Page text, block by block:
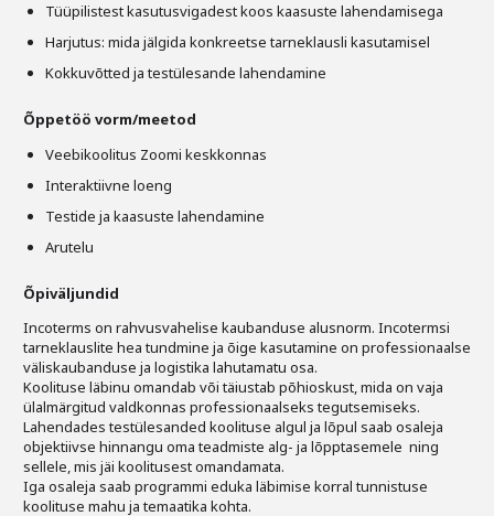
Tüüpilistest kasutusvigadest koos kaasuste lahendamisega
Harjutus: mida jälgida konkreetse tarneklausli kasutamisel
Kokkuvõtted ja testülesande lahendamine
Õppetöö vorm/meetod
Veebikoolitus Zoomi keskkonnas
Interaktiivne loeng
Testide ja kaasuste lahendamine
Arutelu
Õpiväljundid
Incoterms on rahvusvahelise kaubanduse alusnorm. Incotermsi
tarneklauslite hea tundmine ja õige kasutamine on professionaalse
väliskaubanduse ja logistika lahutamatu osa.
Koolituse läbinu omandab või täiustab põhioskust, mida on vaja
ülalmärgitud valdkonnas professionaalseks tegutsemiseks.
Lahendades testülesanded koolituse algul ja lõpul saab osaleja
objektiivse hinnangu oma teadmiste alg- ja lõpptasemele ning
sellele, mis jäi koolitusest omandamata.
Iga osaleja saab programmi eduka läbimise korral tunnistuse
koolituse mahu ja temaatika kohta.